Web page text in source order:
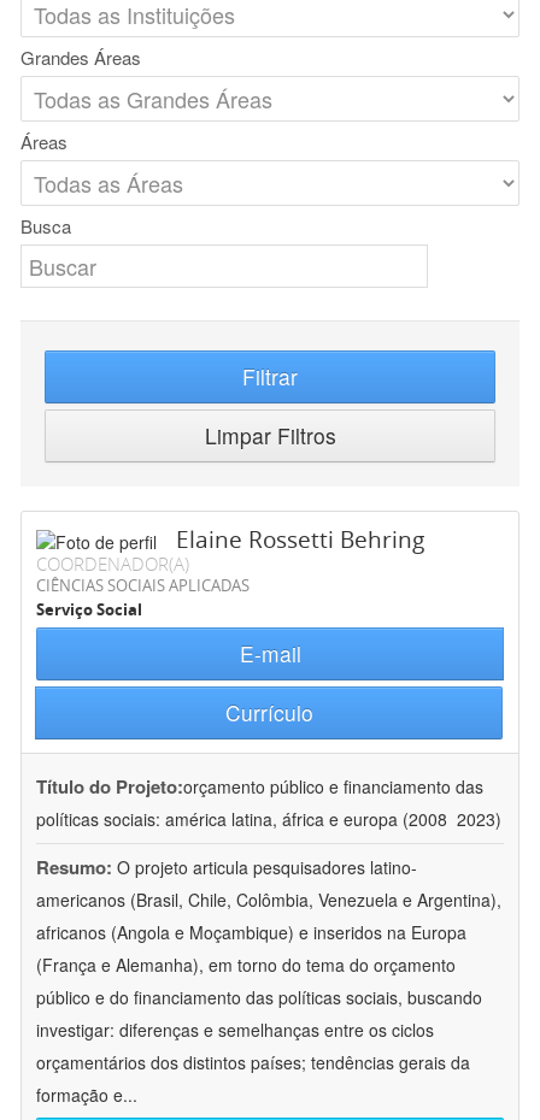
Grandes Áreas
Áreas
Busca
Filtrar
Limpar Filtros
Elaine Rossetti Behring
COORDENADOR(A)
CIÊNCIAS SOCIAIS APLICADAS
Serviço Social
E-mail
Currículo
Título do Projeto:orçamento público e financiamento das
políticas sociais: américa latina, áfrica e europa (2008  2023)
Resumo: O projeto articula pesquisadores latino-
americanos (Brasil, Chile, Colômbia, Venezuela e Argentina),
africanos (Angola e Moçambique) e inseridos na Europa
(França e Alemanha), em torno do tema do orçamento
público e do financiamento das políticas sociais, buscando
investigar: diferenças e semelhanças entre os ciclos
orçamentários dos distintos países; tendências gerais da
formação e...